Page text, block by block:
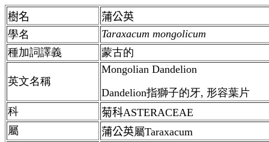
樹名
蒲公英
學名
Taraxacum mongolicum
種加詞譯義
蒙古的
英文名稱
Mongolian Dandelion
Dandelion指獅子的牙, 形容葉片
科
菊科ASTERACEAE
屬
蒲公英屬Taraxacum